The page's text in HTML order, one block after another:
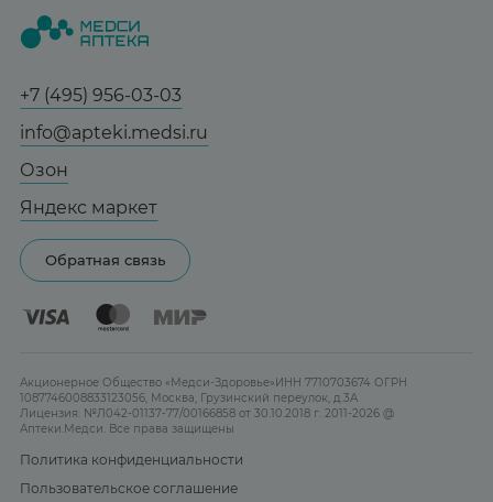
Медицинские товары
Мама и малыш
Тревога и стресс
Здоровый сон
Женская гигиена
Бренды
Статьи и новости
Справочник болезней
Гарантии
Сотрудничество
Реклама на сайте
Карта сайта
Все аптеки
Отзывы
Лицензия
+7 (495) 956-03-03
info@apteki.medsi.ru
Озон
Яндекс маркет
Обратная связь
Акционерное Общество «Медси-Здоровье»ИНН 7710703674 ОГРН
1087746008833123056, Москва, Грузинский переулок, д.3А
Лицензия: №Л042-01137-77/00166858 от 30.10.2018 г. 2011-2026 @
Аптеки.Медси. Все права защищены
Политика конфиденциальности
Пользовательское соглашение